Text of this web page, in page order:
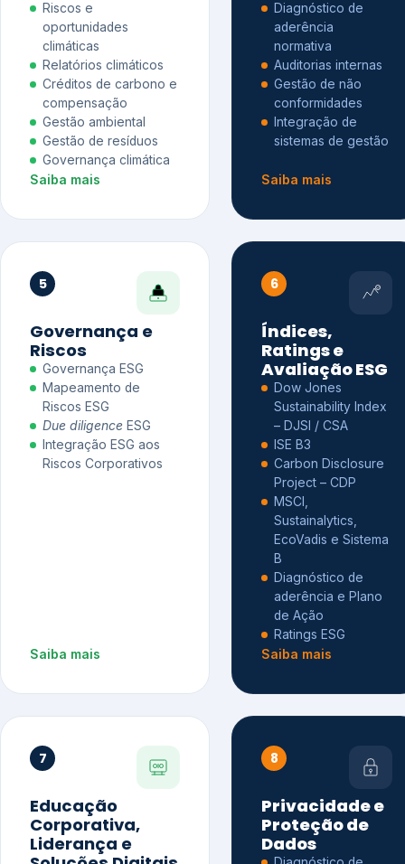
Riscos e
oportunidades
climáticas
Relatórios climáticos
Créditos de carbono e
compensação
Gestão ambiental
Gestão de resíduos
Governança climática
Saiba mais
Diagnóstico de
aderência
normativa
Auditorias internas
Gestão de não
conformidades
Integração de
sistemas de gestão
Saiba mais
5
Governança e
Riscos
Governança ESG
Mapeamento de
Riscos ESG
Due diligence ESG
Integração ESG aos
Riscos Corporativos
Saiba mais
6
Índices,
Ratings e
Avaliação ESG
Dow Jones
Sustainability Index
– DJSI / CSA
ISE B3
Carbon Disclosure
Project – CDP
MSCI,
Sustainalytics,
EcoVadis e Sistema
B
Diagnóstico de
aderência e Plano
de Ação
Ratings ESG
Saiba mais
7
Educação
Corporativa,
Liderança e
8
Privacidade e
Proteção de
Dados